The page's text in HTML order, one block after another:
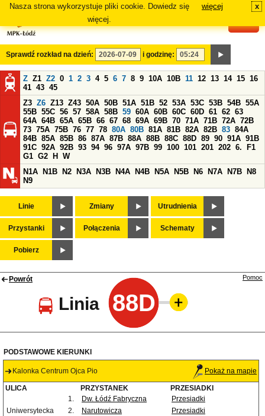
Nasza strona wykorzystuje pliki cookie. Dowiedz się
więcej.
więcej x
Sprawdź rozkład na dzień: i godzinę:
Z Z1 Z2 0 1 2 3 4 5 6 7 8 9 10A 10B 11 12 13 14 15 16
41 43 45
Z3 Z6 Z13 Z43 50A 50B 51A 51B 52 53A 53C 53B 54B 55A
55B 55C 56 57 58A 58B 59 60A 60B 60C 60D 61 62 63
64A 64B 65A 65B 66 67 68 69A 69B 70 71A 71B 72A 72B
73 75A 75B 76 77 78 80A 80B 81A 81B 82A 82B 83 84A
84B 85A 85B 86 87A 87B 88A 88B 88C 88D 89 90 91A 91B
91C 92A 92B 93 94 96 97A 97B 99 100 101 201 202 6.
F1
G1 G2 H
W
N1A
N1B N2 N3A N3B N4A N4B N5A N5B N6 N7A N7B
N8
N9
Linie Zmiany Utrudnienia
Przystanki Połączenia Schematy
Pobierz
Powrót
Linia 88D
Pomoc
PODSTAWOWE KIERUNKI
Kalonka Centrum Ojca Pio Pokaż na mapie
ULICA PRZYSTANEK
PRZESIADKI
1.
Dw. Łódź Fabryczna
Przesiadki
Uniwersytecka
2. Narutowicza
Przesiadki